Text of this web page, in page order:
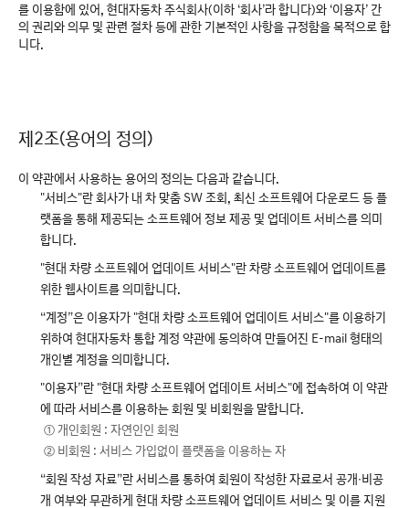
를 이용함에 있어, 현대자동차 주식회사(이하 ‘회사’라 합니다)와 ‘이용자’ 간
의 권리와 의무 및 관련 절차 등에 관한 기본적인 사항을 규정함을 목적으로 합
니다.
제2조(용어의 정의)
이 약관에서 사용하는 용어의 정의는 다음과 같습니다.
"서비스"란 회사가 내 차 맞춤 SW 조회, 최신 소프트웨어 다운로드 등 플
랫폼을 통해 제공되는 소프트웨어 정보 제공 및 업데이트 서비스를 의미
합니다.
"현대 차량 소프트웨어 업데이트 서비스"란 차량 소프트웨어 업데이트를
위한 웹사이트를 의미합니다.
“계정”은 이용자가 "현대 차량 소프트웨어 업데이트 서비스"를 이용하기
위하여 현대자동차 통합 계정 약관에 동의하여 만들어진 E-mail 형태의
개인별 계정을 의미합니다.
"이용자”란 "현대 차량 소프트웨어 업데이트 서비스"에 접속하여 이 약관
에 따라 서비스를 이용하는 회원 및 비회원을 말합니다.
① 개인회원 : 자연인인 회원
② 비회원 : 서비스 가입없이 플랫폼을 이용하는 자
“회원 작성 자료”란 서비스를 통하여 회원이 작성한 자료로서 공개∙비공
개 여부와 무관하게 현대 차량 소프트웨어 업데이트 서비스 및 이를 지원